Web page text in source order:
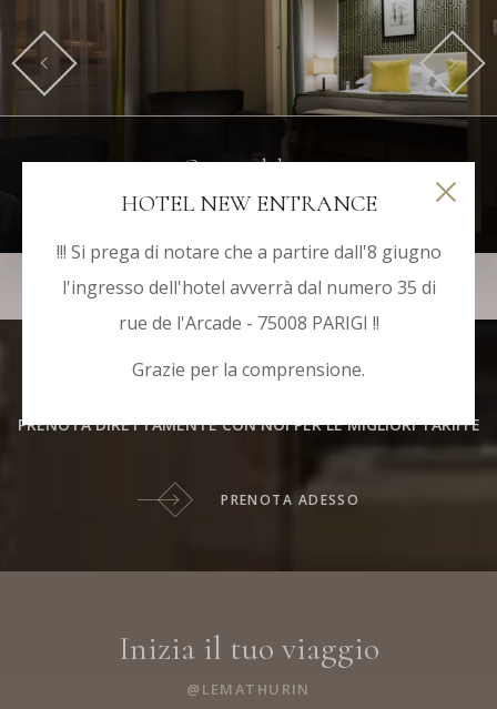
Camera deluxe
FINO A 3 PERSONE
Migliore tariffa garantita
PRENOTA DIRETTAMENTE CON NOI PER LE MIGLIORI TARIFFE
PRENOTA ADESSO
Inizia il tuo viaggio
@LEMATHURIN
HOTEL NEW ENTRANCE
!!! Si prega di notare che a partire dall'8 giugno
l'ingresso dell'hotel avverrà dal numero 35 di
rue de l'Arcade - 75008 PARIGI !!
Grazie per la comprensione.